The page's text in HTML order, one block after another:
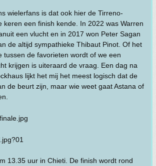
wielerfans is dat ook hier de Tirreno-
keren een finish kende. In 2022 was Warren
een vlucht en in 2017 won Peter Sagan
de altijd sympathieke Thibaut Pinot. Of het
tussen de favorieten wordt of we een
krijgen is uiteraard de vraag. Een dag na
lijkt het mij het meest logisch dat de
de beurt zijn, maar wie weet gaat Astana of
13.35 uur in Chieti. De finish wordt rond